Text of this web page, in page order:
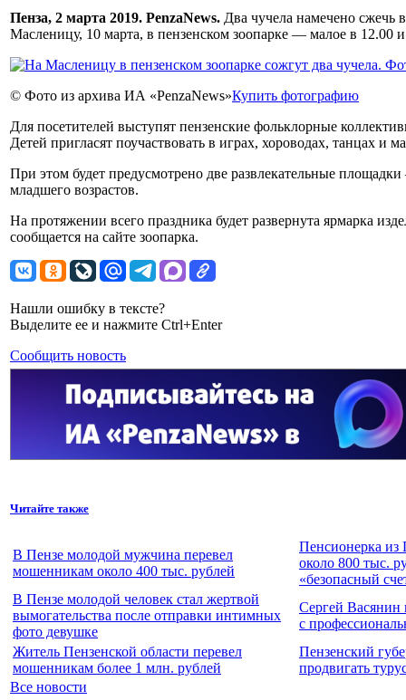
Пенза, 2 марта 2019. PenzaNews. Два чучела намечено сжечь
Масленицу, 10 марта, в пензенском зоопарке — малое в 12.00
© Фото из архива ИА «PenzaNews»Купить фотографию
Для посетителей выступят пензенские фольклорные
Детей пригласят поучаствовать в играх, хороводах, танцах и
При этом будет предусмотрено две развлекательные
младшего возрастов.
На протяжении всего праздника будет развернута ярмарка
сообщается на сайте зоопарка.
Нашли ошибку в тексте?
Выделите ее и нажмите Ctrl+Enter
Сообщить новость
Читайте также
В Пензе молодой мужчина перевел
мошенникам около 400 тыс. рублей
Пенсионерка из
около 800 тыс.
«безопасный
В Пензе молодой человек стал жертвой
вымогательства после отправки интимных
фото девушке
Сергей Васянин
с
Житель Пензенской области перевел
мошенникам более 1 млн. рублей
Пензенский
продвигать
Все новости